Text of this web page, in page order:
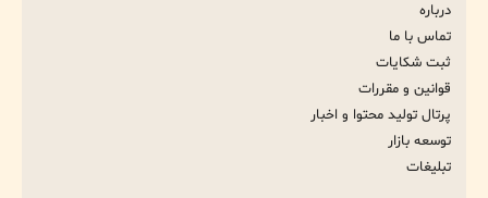
درباره
تماس با ما
ثبت شکایات
قوانین و مقررات
پرتال تولید محتوا و اخبار
توسعه بازار
تبلیغات